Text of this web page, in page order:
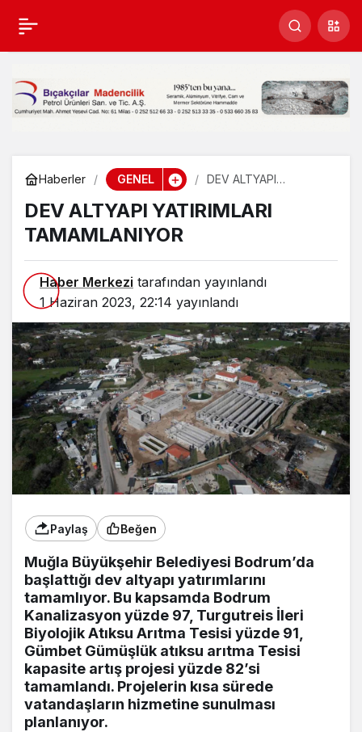
Haberler GENEL
DEV ALTYAPI
TAMAMLANIYOR
DEV ALTYAPI YATIRIMLARI
TAMAMLANIYOR
Haber Merkezi tarafından yayınlandı
1 Haziran 2023, 22:14 yayınlandı
Paylaş Beğen
Muğla Büyükşehir Belediyesi Bodrum’da
başlattığı dev altyapı yatırımlarını
tamamlıyor. Bu kapsamda Bodrum
Kanalizasyon yüzde 97, Turgutreis İleri
Biyolojik Atıksu Arıtma Tesisi yüzde 91,
Gümbet Gümüşlük atıksu arıtma Tesisi
kapasite artış projesi yüzde 82’si
tamamlandı. Projelerin kısa sürede
vatandaşların hizmetine sunulması
planlanıyor.
DEV ALTYAPI
TAMAMLANIYOR